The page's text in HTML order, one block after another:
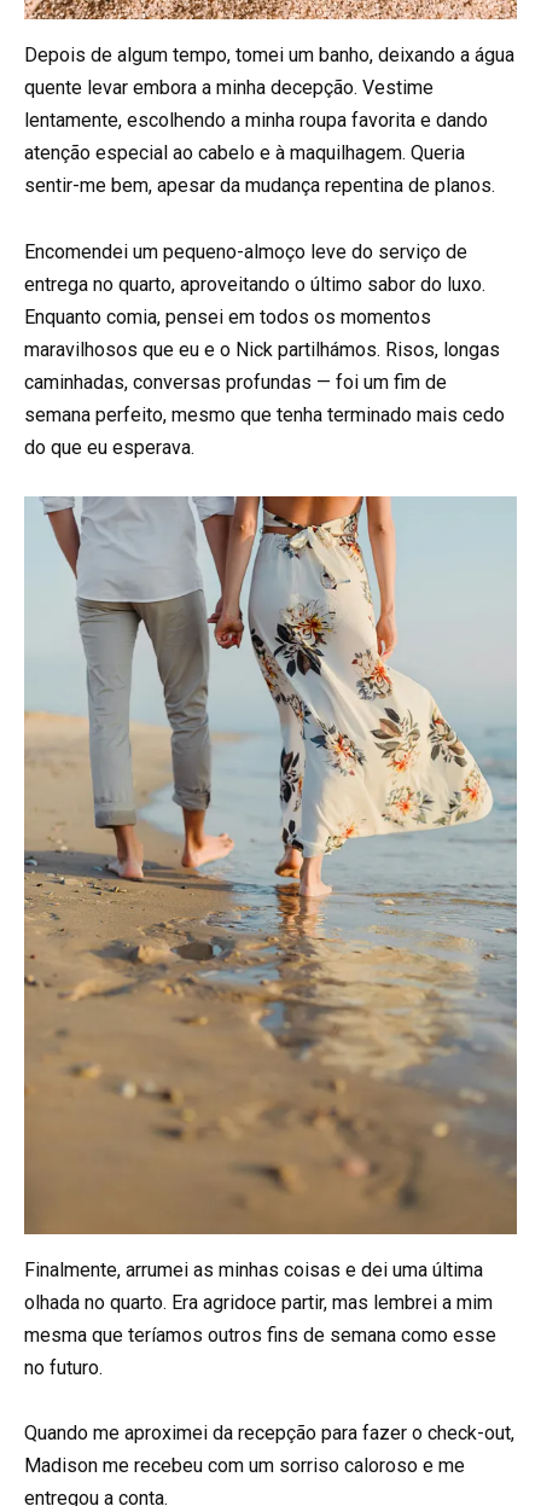
Depois de algum tempo, tomei um banho, deixando a água
quente levar embora a minha decepção. Vestime
lentamente, escolhendo a minha roupa favorita e dando
atenção especial ao cabelo e à maquilhagem. Queria
sentir-me bem, apesar da mudança repentina de planos.
Encomendei um pequeno-almoço leve do serviço de
entrega no quarto, aproveitando o último sabor do luxo.
Enquanto comia, pensei em todos os momentos
maravilhosos que eu e o Nick partilhámos. Risos, longas
caminhadas, conversas profundas — foi um fim de
semana perfeito, mesmo que tenha terminado mais cedo
do que eu esperava.
Finalmente, arrumei as minhas coisas e dei uma última
olhada no quarto. Era agridoce partir, mas lembrei a mim
mesma que teríamos outros fins de semana como esse
no futuro.
Quando me aproximei da recepção para fazer o check-out,
Madison me recebeu com um sorriso caloroso e me
entregou a conta.